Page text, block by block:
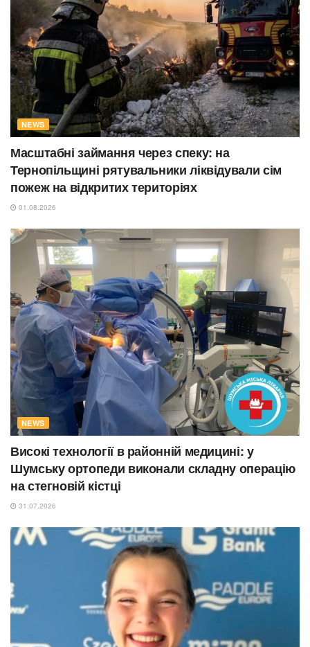
NEWS
Масштабні займання через спеку: на
Тернопільщині рятувальники ліквідували сім
пожеж на відкритих територіях
01.08.2026
NEWS
Високі технології в районній медицині: у
Шумську ортопеди виконали складну операцію
на стегновій кістці
31.07.2026